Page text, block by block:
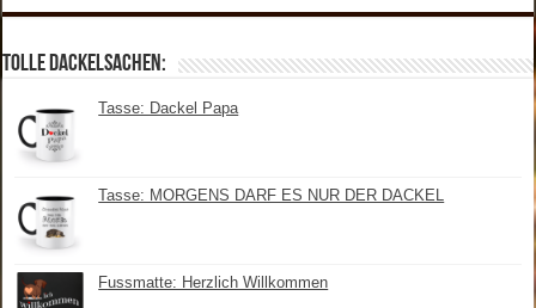
Tolle Dackelsachen:
Tasse: Dackel Papa
Tasse: MORGENS DARF ES NUR DER DACKEL
Fussmatte: Herzlich Willkommen